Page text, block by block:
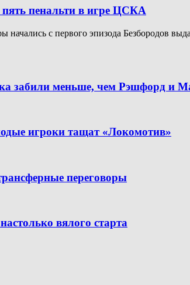
пять пенальти в игре ЦСКА
с первого эпизода Безбородов
забили меньше, чем Рэшфорд и
игроки тащат «Локомотив»
переговоры
вялого старта